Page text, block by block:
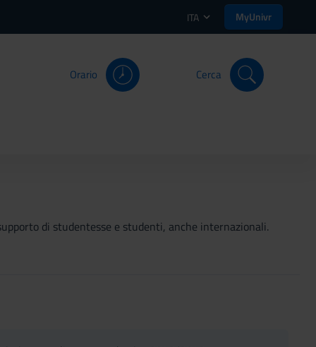
ITA MyUnivr
Orario Cerca
di studentesse e studenti, anche internazionali.